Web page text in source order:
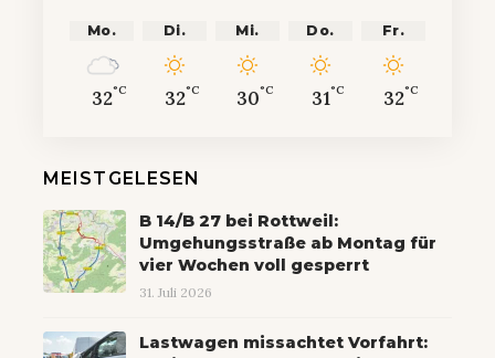
Mo.
32°C
Di.
32°C
Mi.
30°C
Do.
31°C
Fr.
32°C
MEISTGELESEN
B 14/B 27 bei Rottweil:
Umgehungsstraße ab Montag für
vier Wochen voll gesperrt
31. Juli 2026
Lastwagen missachtet Vorfahrt: